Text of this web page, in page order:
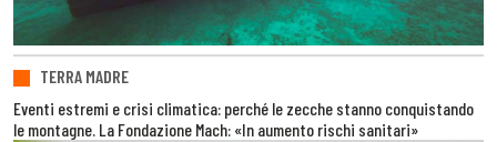
TERRA MADRE
Eventi estremi e crisi climatica: perché le zecche stanno conquistando
le montagne. La Fondazione Mach: «In aumento rischi sanitari»